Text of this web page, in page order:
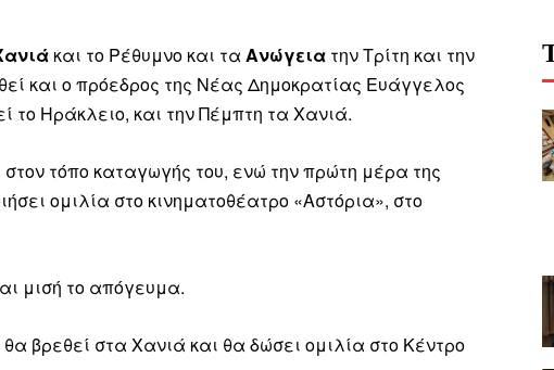
και το Ρέθυμνο και τα Ανώγεια την Τρίτη και την
και ο πρόεδρος της Νέας Δημοκρατίας Ευάγγελος
το Ηράκλειο, και την Πέμπτη τα Χανιά.
τόπο καταγωγής του, ενώ την πρώτη μέρα της
ομιλία στο κινηματοθέατρο «Αστόρια», στο
μισή το απόγευμα.
βρεθεί στα Χανιά και θα δώσει ομιλία στο Κέντρο